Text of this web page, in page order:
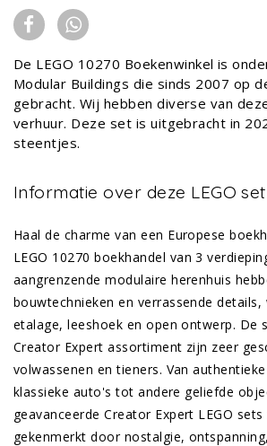
De LEGO 10270 Boekenwinkel is
Modular Buildings die sinds 2007 op
gebracht. Wij hebben diverse van
verhuur. Deze set is uitgebracht in
steentjes.
Informatie over deze LEGO set
Haal de charme van een Europese
LEGO 10270 boekhandel van 3
aangrenzende modulaire herenhuis
bouwtechnieken en verrassende details,
etalage, leeshoek en open ontwerp. De
Creator Expert assortiment zijn zeer
volwassenen en tieners. Van
klassieke auto's tot andere geliefde
geavanceerde Creator Expert LEGO
gekenmerkt door nostalgie,